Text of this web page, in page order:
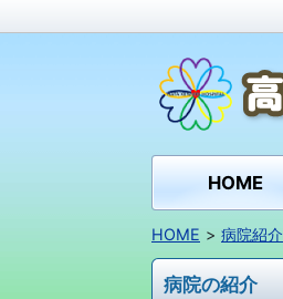
HOME
HOME 病院紹介
病院の紹介